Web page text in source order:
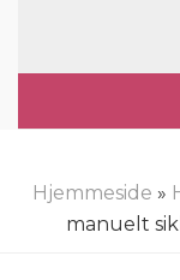
Hjemmeside »
manuelt